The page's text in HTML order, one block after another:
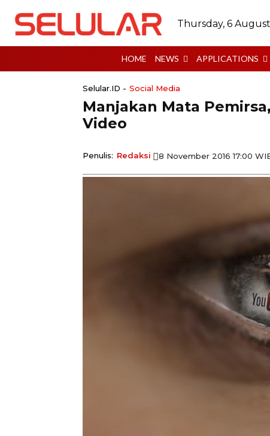
Thursday, 6
HOME NEWS APPLICATIONS
Selular.ID - Social Media
Manjakan Mata
Video
Penulis: Redaksi 8 November 2016 17:00